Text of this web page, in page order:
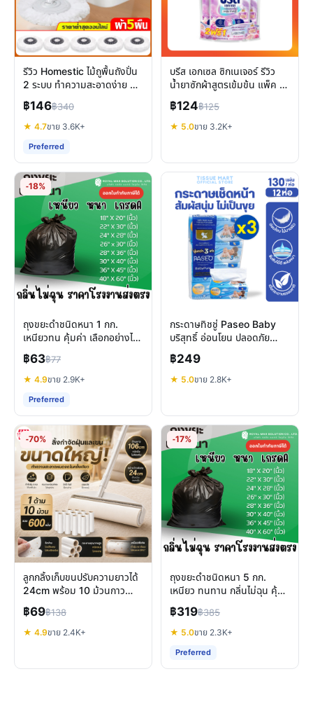
รีวิว Homestic ไม้ถูพื้นถังปั่น
2 ระบบ ทำความสะอาดง่าย คุ้ม
ค่าหรือไม่
฿146฿340
★ 4.7ขาย 3.6K+
Preferred
บรีส เอกเซล ซิกเนเจอร์ รีวิว
น้ำยาซักผ้าสูตรเข้มข้น แพ็ค 3
ถุง ซักสะอาด หอมนาน
฿124฿125
★ 5.0ขาย 3.2K+
-18%
ถุงขยะดำชนิดหนา 1 กก.
เหนียวทน คุ้มค่า เลือกอย่างไร
ให้ตอบโจทย์ทุกการใช้งาน
฿63฿77
★ 4.9ขาย 2.9K+
Preferred
กระดาษทิชชู่ Paseo Baby
บริสุทธิ์ อ่อนโยน ปลอดภัย
สำหรับผิวแพ้ง่ายและลูกน้อย
฿249
★ 5.0ขาย 2.8K+
-70%
ลูกกลิ้งเก็บขนปรับความยาวได้
24cm พร้อม 10 ม้วนกาว
ทำความสะอาดบ้านและสัตว์
เลี้ยง
฿69฿138
★ 4.9ขาย 2.4K+
-17%
ถุงขยะดำชนิดหนา 5 กก.
เหนียว ทนทาน กลิ่นไม่ฉุน คุ้ม
ค่าสำหรับทุกครัวเรือน
฿319฿385
★ 5.0ขาย 2.3K+
Preferred